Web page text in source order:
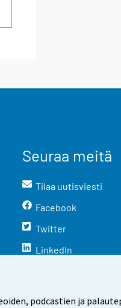
podcastien ja
Seuraa meitä
Tilaa uutisviesti
Facebook
Twitter
LinkedIn